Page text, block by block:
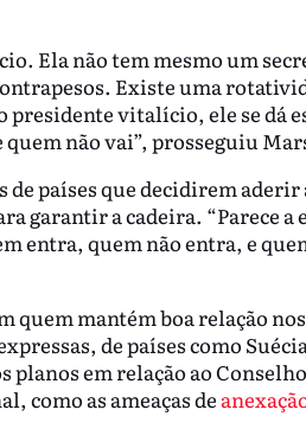
Ela não tem mesmo um
Existe uma
presidente vitalício, ele se dá
não vai”, prosseguiu
países que decidirem aderir
garantir a cadeira. “Parece a
entra, quem não entra, e
quem mantém boa relação
de países como
em relação ao
como as ameaças de